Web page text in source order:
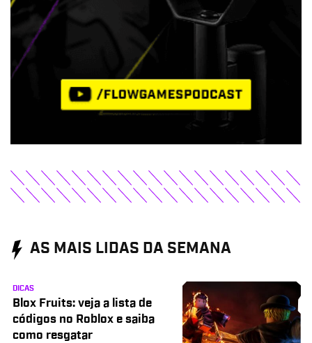
AS MAIS LIDAS DA SEMANA
DICAS
Blox Fruits: veja a lista de
códigos no Roblox e saiba
como resgatar